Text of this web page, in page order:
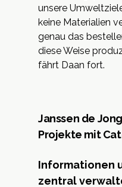
unsere
keine Materialien
genau das
diese Weise
fährt Daan fort.
Janssen de
Projekte mit
Informationen
zentral